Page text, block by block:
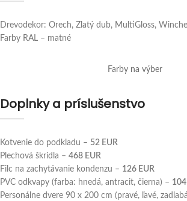
Drevodekor: Orech, Zlatý dub, MultiGloss,
Farby RAL – matné
Farby na výber
Doplnky a príslušenstvo
Kotvenie do podkladu – 52 EUR
Plechová škridla – 468 EUR
Filc na zachytávanie kondenzu – 126 EUR
PVC odkvapy (farba: hnedá, antracit, čierna) – 104
Personálne dvere 90 x 200 cm (pravé, ľavé,